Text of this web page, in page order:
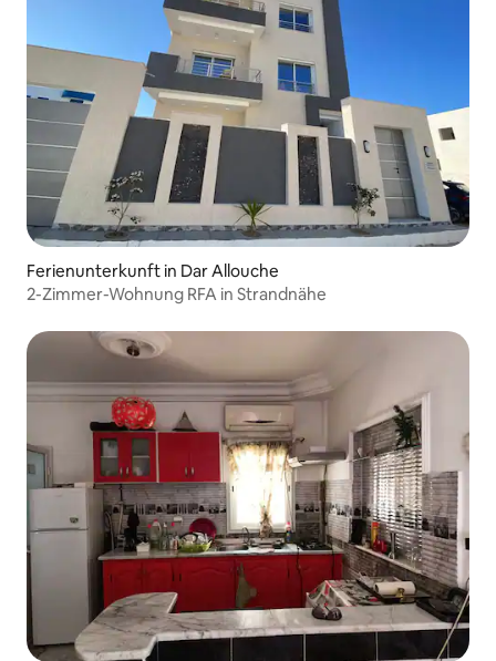
Ferienunterkunft in Dar Allouche
2-Zimmer-Wohnung RFA in Strandnähe